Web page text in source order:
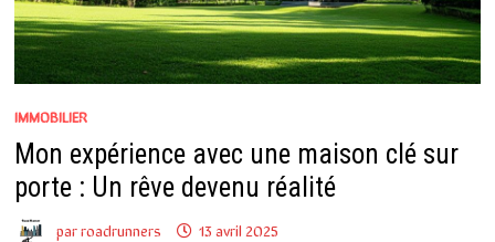
IMMOBILIER
Mon expérience avec une maison clé sur
porte : Un rêve devenu réalité
parroadrunners 13 avril 2025